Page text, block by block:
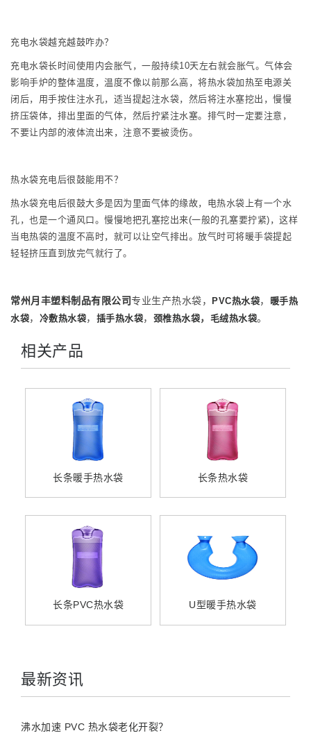
充电水袋越充越鼓咋办？
充电水袋长时间使用内会胀气，一般持续10天左右就会胀气。气体会
影响手炉的整体温度，温度不像以前那么高，将热水袋加热至电源关
闭后，用手按住注水孔，适当提起注水袋，然后将注水塞挖出，慢慢
挤压袋体，排出里面的气体，然后拧紧注水塞。排气时一定要注意，
不要让内部的液体流出来，注意不要被烫伤。
热水袋充电后很鼓能用不？
热水袋充电后很鼓大多是因为里面气体的缘故，电热水袋上有一个水
孔，也是一个通风口。慢慢地把孔塞挖出来(一般的孔塞要拧紧)，这样
当电热袋的温度不高时，就可以让空气排出。放气时可将暖手袋提起
轻轻挤压直到放完气就行了。
常州月丰塑料制品有限公司专业生产热水袋， PVC热水袋，
暖手热
水袋， 冷敷热水袋， 插手热水袋， 颈椎热水袋， 毛绒热水袋。
相关产品
长条暖手热水袋 长条热水袋
长条PVC热水袋 U型暖手热水袋
最新资讯
沸水加速 PVC 热水袋老化开裂？